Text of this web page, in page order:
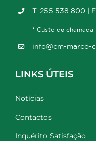
T. 255 538 800 |
* Custo de
info@cm-marco-
LINKS ÚTEIS
Notícias
Contactos
Inquérito Satisfação